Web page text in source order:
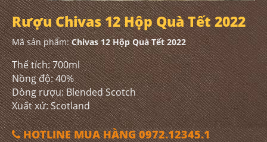
Rượu Chivas 12 Hộp Quà Tết 2022
Mã sản phẩm:Chivas 12 Hộp Quà Tết 2022
Thể tích: 700ml
Nồng độ: 40%
Dòng rượu: Blended Scotch
Xuất xứ: Scotland
HOTLINE MUA HÀNG 0972.12345.1